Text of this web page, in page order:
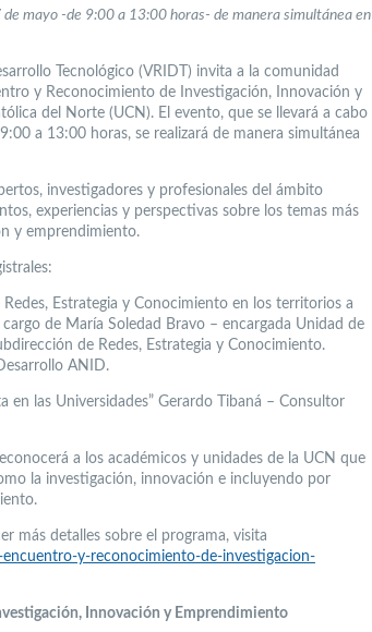
mayo -de 9:00 a 13:00 horas- de manera simultánea en
Tecnológico (VRIDT) invita a la comunidad
y Reconocimiento de Investigación, Innovación y
del Norte (UCN). El evento, que se llevará a cabo
a 13:00 horas, se realizará de manera simultánea
investigadores y profesionales del ámbito
experiencias y perspectivas sobre los temas más
y emprendimiento.
Estrategia y Conocimiento en los territorios a
de María Soledad Bravo – encargada Unidad de
de Redes, Estrategia y Conocimiento.
ANID.
en las Universidades” Gerardo Tibaná – Consultor
a los académicos y unidades de la UCN que
la investigación, innovación e incluyendo por
más detalles sobre el programa, visita
y-reconocimiento-de-investigacion-
Innovación y Emprendimiento